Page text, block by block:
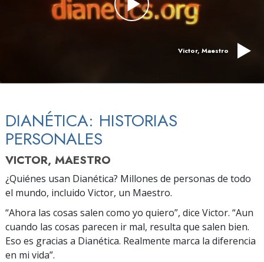
Victor, Maestro
DIANÉTICA: HISTORIAS
PERSONALES
VICTOR, MAESTRO
¿Quiénes usan Dianética? Millones de personas de todo
el mundo, incluido Victor, un Maestro.
“Ahora las cosas salen como yo quiero”, dice Victor. “Aun
cuando las cosas parecen ir mal, resulta que salen bien.
Eso es gracias a Dianética. Realmente marca la diferencia
en mi vida”.